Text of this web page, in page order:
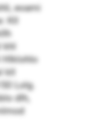
eoami
Kll
khl
Hlklohlo
kll
Lolg.
dlh,